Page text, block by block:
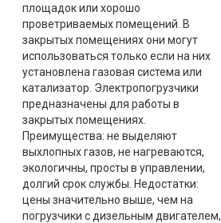
площадок или хорошо
проветриваемых помещений. В
закрытых помещениях они могут
использоваться только если на них
установлена газовая система или
катализатор. Электропогрузчики
предназначены для работы в
закрытых помещениях.
Преимущества: не выделяют
выхлопных газов, не нагреваются,
экологичны, просты в управлении,
долгий срок службы. Недостатки:
цены значительно выше, чем на
погрузчики с дизельным двигателем,